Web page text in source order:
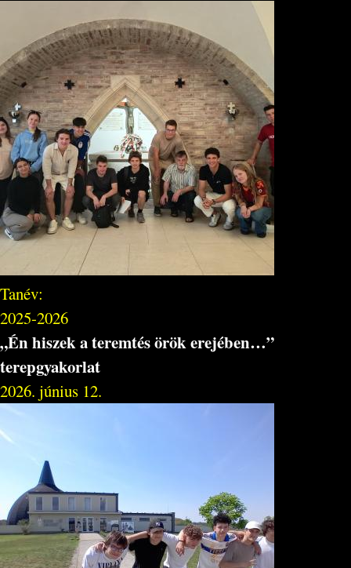
Tanév:
2025-2026
„Én hiszek a teremtés örök erejében…”
terepgyakorlat
2026. június 12.